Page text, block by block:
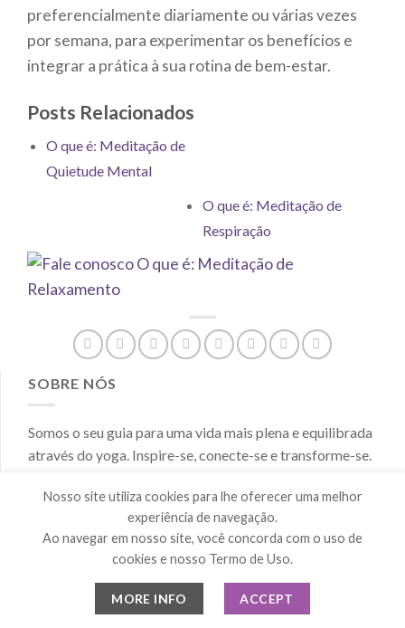
preferencialmente diariamente ou várias vezes
por semana, para experimentar os benefícios e
integrar a prática à sua rotina de bem-estar.
Posts Relacionados
O que é: Meditação de
Quietude Mental
O que é: Meditação de
Respiração
SOBRE NÓS
Somos o seu guia para uma vida mais plena e equilibrada
através do yoga. Inspire-se, conecte-se e transforme-se.
POSTS RECENTES
Ayurveda e Seus Benefícios para Harmonia do
Comentários desativados
Nosso site utiliza cookies para lhe oferecer uma melhor
experiência de navegação.
Ao navegar em nosso site, você concorda com o uso de
cookies e nosso Termo de Uso.
MORE INFO ACCEPT